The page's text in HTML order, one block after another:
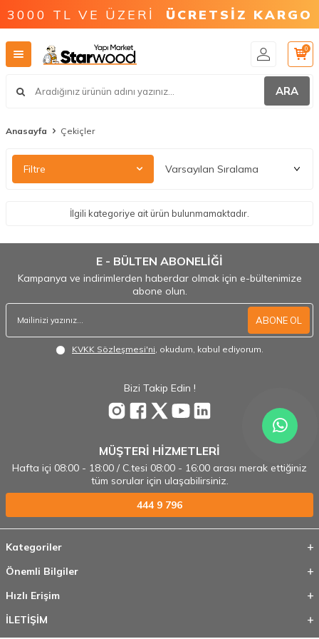
3000 TL VE ÜZERİ ÜCRETSİZ KARGO
ARA
0
Anasayfa Çekiçler
Filtre
İlgili kategoriye ait ürün bulunmamaktadır.
E - BÜLTEN ABONELİĞİ
Kampanya ve indirimlerden haberdar olmak için e-bültenimize
abone olun.
ABONE OL
KVKK Sözleşmesi'ni, okudum, kabul ediyorum.
Bizi Takip Edin !
MÜŞTERİ HİZMETLERİ
Hafta içi 08:00 - 18:00 / C.tesi 08:00 - 16:00 arası merak ettiğiniz
tüm sorular için ulaşabilirsiniz.
444 9 796
Kategoriler
Önemli Bilgiler
Hızlı Erişim
İLETİŞİM